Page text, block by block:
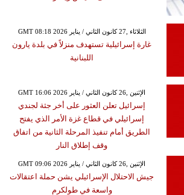
GMT 08:18 2026 الثلاثاء ,27 كانون الثاني / يناير
غارة إسرائيلية تستهدف منزلاً في بلدة يارون
اللبنانية
GMT 16:06 2026 الإثنين ,26 كانون الثاني / يناير
إسرائيل تعلن العثور على أخر جثة لجندي
إسرائيلي في قطاع غزة الأمر الذي يفتح
الطريق أمام تنفيذ المرحلة الثانية من اتفاق
وقف إطلاق النار
GMT 09:06 2026 الإثنين ,26 كانون الثاني / يناير
جيش الاحتلال الإسرائيلي يشن حملة اعتقالات
واسعة في طولكرم